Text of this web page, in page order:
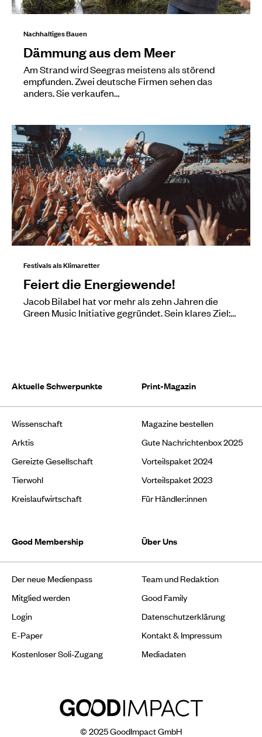
Nachhaltiges Bauen
Dämmung aus dem Meer
Am Strand wird Seegras meistens als störend
empfunden. Zwei deutsche Firmen sehen das
anders. Sie verkaufen…
Festivals als Klimaretter
Feiert die Energiewende!
Jacob Bilabel hat vor mehr als zehn Jahren die
Green Music Initiative gegründet. Sein klares Ziel:…
Aktuelle Schwerpunkte
Wissenschaft
Arktis
Gereizte Gesellschaft
Tierwohl
Kreislaufwirtschaft
Print-Magazin
Magazine bestellen
Gute Nachrichtenbox 2025
Vorteilspaket 2024
Vorteilspaket 2023
Für Händler:innen
Good Membership
Der neue Medienpass
Mitglied werden
Login
E-Paper
Kostenloser Soli-Zugang
Über Uns
Team und Redaktion
Good Family
Datenschutzerklärung
Kontakt & Impressum
Mediadaten
© 2025 GoodImpact GmbH